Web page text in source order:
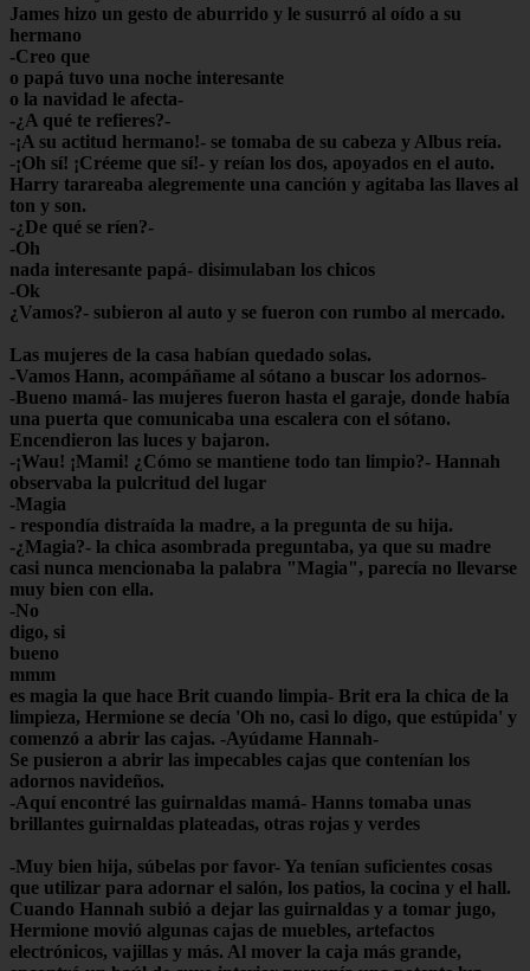
James hizo un gesto de aburrido y le susurró al oído a su
hermano
-Creo que
o papá tuvo una noche interesante
o la navidad le afecta-
-¿A qué te refieres?-
-¡A su actitud hermano!- se tomaba de su cabeza y Albus reía.
-¡Oh sí! ¡Créeme que sí!- y reían los dos, apoyados en el auto.
Harry tarareaba alegremente una canción y agitaba las llaves al
ton y son.
-¿De qué se ríen?-
-Oh
nada interesante papá- disimulaban los chicos
-Ok
¿Vamos?- subieron al auto y se fueron con rumbo al mercado.
Las mujeres de la casa habían quedado solas.
-Vamos Hann, acompáñame al sótano a buscar los adornos-
-Bueno mamá- las mujeres fueron hasta el garaje, donde había
una puerta que comunicaba una escalera con el sótano.
Encendieron las luces y bajaron.
-¡Wau! ¡Mami! ¿Cómo se mantiene todo tan limpio?- Hannah
observaba la pulcritud del lugar
-Magia
- respondía distraída la madre, a la pregunta de su hija.
-¿Magia?- la chica asombrada preguntaba, ya que su madre
casi nunca mencionaba la palabra "Magia", parecía no llevarse
muy bien con ella.
-No
digo, si
bueno
mmm
es magia la que hace Brit cuando limpia- Brit era la chica de la
limpieza, Hermione se decía 'Oh no, casi lo digo, que estúpida' y
comenzó a abrir las cajas. -Ayúdame Hannah-
Se pusieron a abrir las impecables cajas que contenían los
adornos navideños.
-Aquí encontré las guirnaldas mamá- Hanns tomaba unas
brillantes guirnaldas plateadas, otras rojas y verdes
-Muy bien hija, súbelas por favor- Ya tenían suficientes cosas
que utilizar para adornar el salón, los patios, la cocina y el hall.
Cuando Hannah subió a dejar las guirnaldas y a tomar jugo,
Hermione movió algunas cajas de muebles, artefactos
electrónicos, vajillas y más. Al mover la caja más grande,